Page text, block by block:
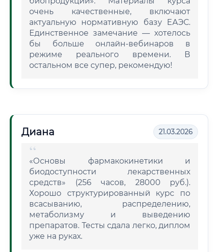
очень качественные, включают
актуальную нормативную базу ЕАЭС.
Единственное замечание — хотелось
бы больше онлайн-вебинаров в
режиме реального времени. В
остальном все супер, рекомендую!
Диана 21.03.2026
«Основы фармакокинетики и
биодоступности лекарственных
средств» (256 часов, 28000 руб.).
Хорошо структурированный курс по
всасыванию, распределению,
метаболизму и выведению
препаратов. Тесты сдала легко, диплом
уже на руках.